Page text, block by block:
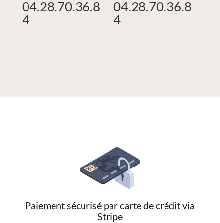
04.28.70.36.8
4
04.28.70.36.8
4
Paiement sécurisé par carte de crédit via
Stripe